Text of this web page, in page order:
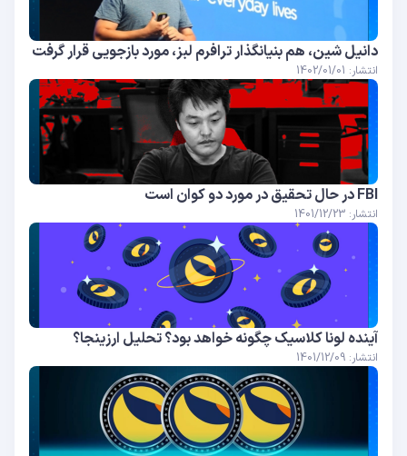
دانیل شین، هم بنیانگذار ترافرم لبز، مورد بازجویی قرار گرفت
انتشار: 1402/01/01
FBI در حال تحقیق در مورد دو کوان است
انتشار: 1401/12/23
آینده لونا کلاسیک چگونه خواهد بود؟ تحلیل ارزینجا؟
انتشار: 1401/12/09